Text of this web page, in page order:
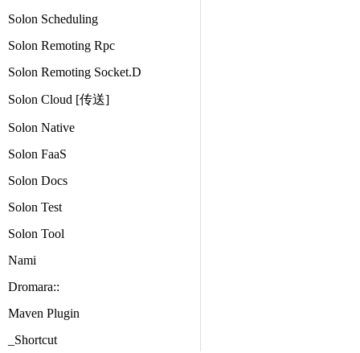
Solon Scheduling
Solon Remoting Rpc
Solon Remoting Socket.D
Solon Cloud [传送]
Solon Native
Solon FaaS
Solon Docs
Solon Test
Solon Tool
Nami
Dromara::
Maven Plugin
_Shortcut